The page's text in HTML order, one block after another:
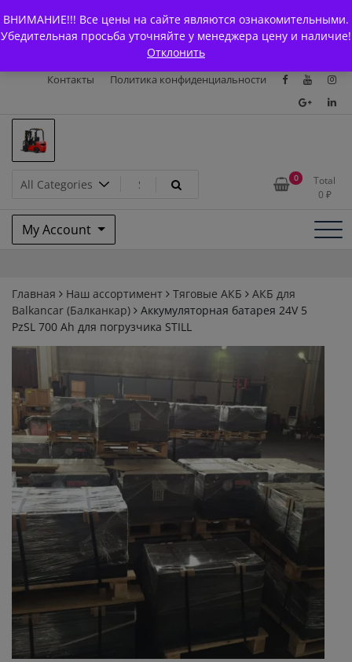
ВНИМАНИЕ!!! Все цены на сайте являются ознакомительными.
Убедительная просьба уточняйте у менеджера цену и наличие!
Отклонить
to
content
Главная
Магазин О Компании
Каталоги
Доставка и оплата
Контакты
Политика конфиденциальности
Запчасти для вилочых
погрузчиков и
электротележек Balkancar
0
Total
0 ₽
My Account
Главная Наш ассортимент Тяговые АКБ
АКБ для
Balkanсar (Балканкар)
Аккумуляторная батарея 24V 5
PzSL 700 Ah для погрузчика STILL